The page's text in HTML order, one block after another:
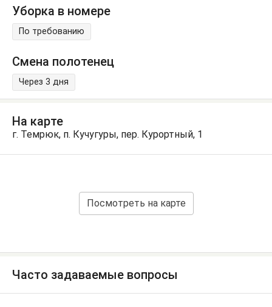
Уборка в номере
По требованию
Смена полотенец
Через 3 дня
На карте
г. Темрюк, п. Кучугуры, пер. Курортный, 1
Посмотреть на карте
Часто задаваемые вопросы